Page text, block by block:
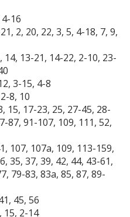
16
2, 20, 22, 3, 5, 4-18, 7, 9,
14, 13-21, 14-22, 2-10, 23-
3-15, 4-8
8, 10
15, 17-23, 25, 27-45, 28-
87, 91-107, 109, 111, 52,
107, 107а, 109, 113-159,
35, 37, 39, 42, 44, 43-61,
79-83, 83а, 85, 87, 89-
45, 56
15, 2-14